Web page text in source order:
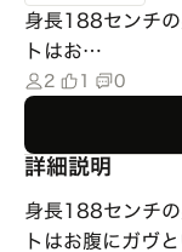
身長188センチ
トはお…
2 1 0
詳細説明
身長188センチ
トはお腹にガヴ